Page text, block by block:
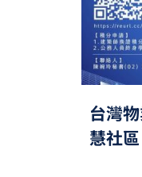
台灣
慧社